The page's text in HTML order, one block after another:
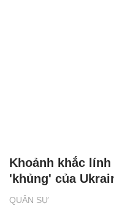
QUÂN SỰ
Khoảnh khắc lính
'khủng' của